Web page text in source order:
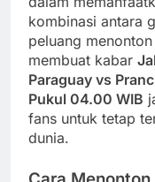
kombinasi antara
peluang
membuat kabar
Paraguay vs
Pukul 04.00 WIB
fans untuk tetap
dunia.